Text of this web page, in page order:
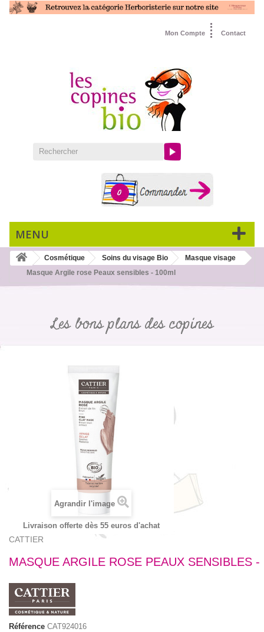
Contact
Mon Compte
0
MENU
Cosmétique Soins du visage Bio
Masque visage
Masque Argile rose Peaux sensibles - 100ml
Les bons plans des copines
Agrandir l'image
Livraison offerte dès 55 euros d'achat
CATTIER
MASQUE ARGILE ROSE PEAUX SENSIBLES -
Référence CAT924016